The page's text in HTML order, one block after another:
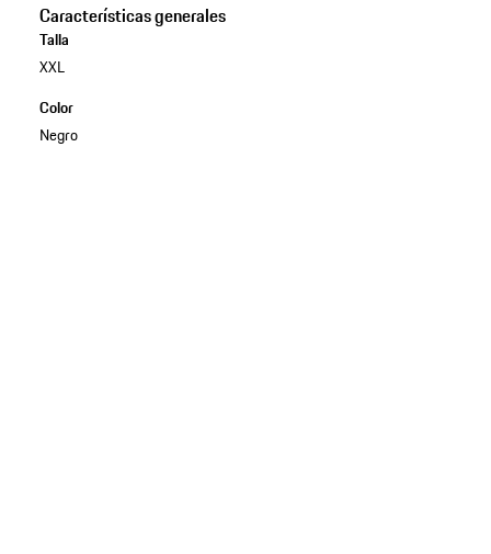
Características generales
Talla
XXL
Color
Negro